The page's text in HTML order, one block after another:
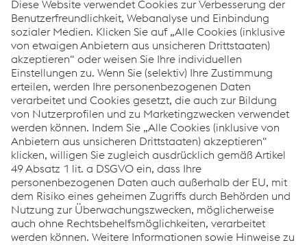
Kurt Satzinger
F&E und Innovation
E-Mail senden
Weiterführende Informationen
greentec steel
Innovation & Technologie am Corporate Blog
Links
Standorte